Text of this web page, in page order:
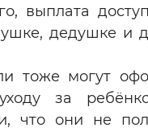
выплата
дедушке и
тоже могут
за
что они не